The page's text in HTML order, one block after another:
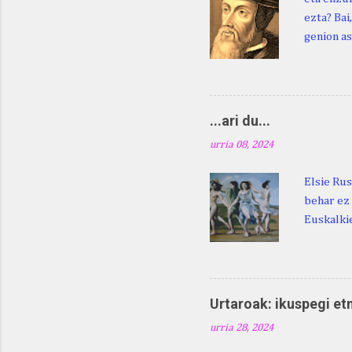
ezta?
genion
digu
Duhauk
...ari du...
urria 08, 2024
Elsie
behar
ditugu:
zarra da
Martina
Martina .
Urtaroak: ikuspegi
urria 28, 2024